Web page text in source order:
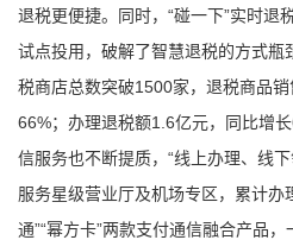
退税更便捷。同时，“碰一下”实时退
试点投用，破解了智慧退税的方式瓶
税商店总数突破1500家，退税商品
66%；办理退税额1.6亿元，同比增
信服务也不断提质，“线上办理、线
服务星级营业厅及机场专区，累计办
通”“幂方卡”两款支付通信融合产品